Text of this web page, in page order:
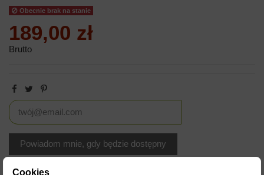
Obecnie brak na stanie
189,00 zł
Brutto
Cookies